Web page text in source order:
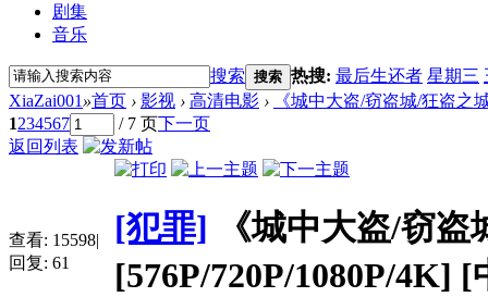
剧集
音乐
搜索 搜索 热搜: 最后生还者 星期三
XiaZai001 »首页 › 影视 › 高清电影 ›
《城中大盗/窃盗城/狂盗之
1234567 / 7 页下一页
返回列表
查看: 15598|
回复: 61
[犯罪]
《城中大盗/窃
[576P/720P/1080P/4K]